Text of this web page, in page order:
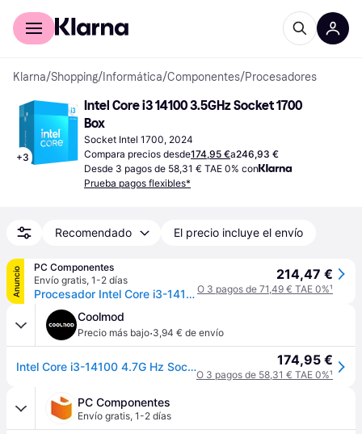
Comprar con Klarna
Klarna/Shopping/ Informática/Componentes/Procesadores
+3
Intel Core i3 14100 3.5GHz Socket 1700
Box
Socket Intel 1700, 2024
Compara precios desde174,95 €a246,93 €
Desde 3 pagos de 58,31 € TAE 0% con
Prueba pagos flexibles*
Recomendado El precio incluye el envío
Anuncio
PC Componentes
Envío gratis, 1-2 días
Procesador Intel Core i3-14100 4 Núcleos 3,5 GHz Base 4,7 GHz Turbo Box
214,47 €
O 3 pagos de 71,49 € TAE 0%¹
Coolmod
Precio más bajo·3,94 € de envío
Intel Core i3-14100 4.7G Hz Socket 1700 Boxed 174,95 €
O 3 pagos de 58,31 € TAE 0%¹
PC Componentes
Envío gratis, 1-2 días